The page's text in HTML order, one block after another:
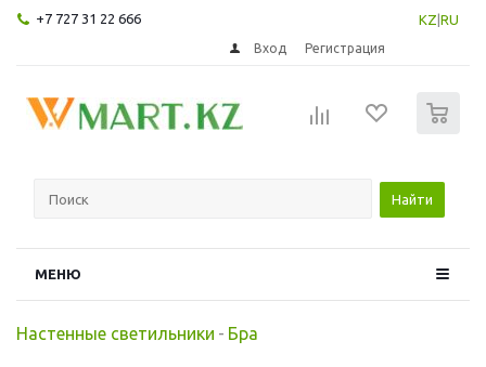
+7 727 31 22 666 KZ RU
Вход Регистрация
Найти
МЕНЮ
Настенные светильники - Бра